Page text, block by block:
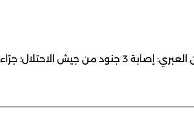
#عاجل| حدشوت بزمان العبري: إصابة 3